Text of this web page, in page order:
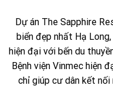
Dự án The Sapphire
biển đẹp nhất Hạ
hiện đại với bến du
Bệnh viện Vinmec hiện
chỉ giúp cư dân kết nối